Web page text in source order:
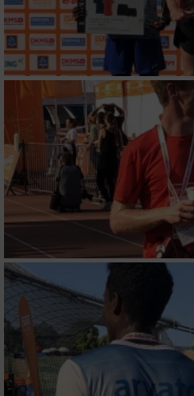
Erstellung von Profilen zur
von Inhalten
Verwendung von Profilen zur
personalisierter Inhalte
Messung der Werbeleistung
Messung der Performance von
Analyse von Zielgruppen
oder Kombinationen von
verschiedenen Quellen
Entwicklung und
Verwendung reduzierter Daten
von Inhalten
IAB-Besonderheiten:
Verwendung genauer